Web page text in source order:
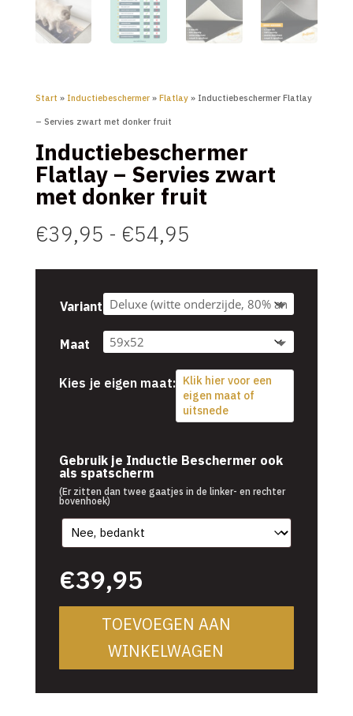
Start » Inductiebeschermer» Flatlay» Inductiebeschermer Flatlay
– Servies zwart met donker fruit
Inductiebeschermer
Flatlay – Servies zwart
met donker fruit
€39,95 - €54,95
€54,95
Variant
Maat
Kies je eigen maat: Klik hier voor een
eigen maat of
uitsnede
€39,95
Gebruik je Inductie Beschermer ook
als spatscherm
(Er zitten dan twee gaatjes in de linker- en rechter
bovenhoek)
€39,95
TOEVOEGEN AAN
WINKELWAGEN